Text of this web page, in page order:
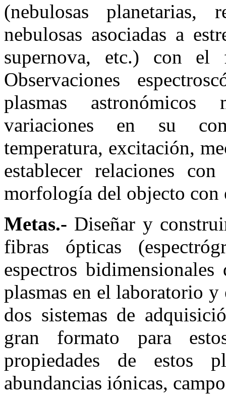
(nebulosas planetarias,
nebulosas asociadas a
supernova, etc.) con el
Observaciones
plasmas astronómicos
variaciones en su
temperatura, excitación,
establecer relaciones
morfología del objecto con
Metas.- Diseñar y
fibras ópticas
espectros
plasmas en el laboratorio
dos sistemas de
gran formato para
propiedades de estos
abundancias iónicas,